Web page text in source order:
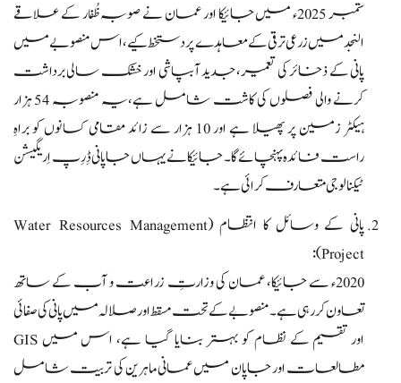
ستمبر 2025ء میں جائیکا اور عمان نے صوبہ ظُفار کے علاقے
النجد میں زرعی ترقی کے معاہدے پر دستخط کیے،اس منصوبے میں
پانی کے ذخائر کی تعمیر، جدید آبپاشی اور خشک سالی برداشت
کرنے والی فصلوں کی کاشت شامل ہے،یہ منصوبہ 54 ہزار
ہیکٹر زمین پر پھیلا ہے اور 10 ہزار سے زائد مقامی کسانوں کو براہِ
راست فائدہ پہنچائے گا۔ جائیکا نے یہاں جاپانی ڈِرِپ اِریگیشن
ٹیکنالوجی متعارف کرائی ہے۔
پانی کے وسائل کا انتظام (Water Resources Management
Project):
2020ء سے جائیکا، عمان کی وزارتِ زراعت و آب کے ساتھ
تعاون کر رہی ہے۔ منصوبے کے تحت مسقط اور صلالہ میں پانی کی صفائی
اور تقسیم کے نظام کو بہتر بنایا گیا ہے، اس میں GIS
مطالعات اور جاپان میں عمانی ماہرین کی تربیت شامل